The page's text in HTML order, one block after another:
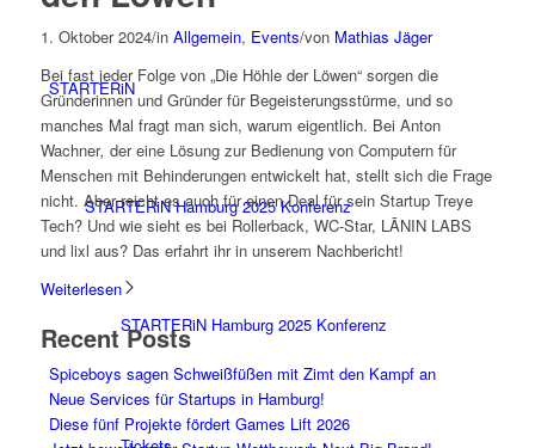
STARTERiN
STARTERiN Hamburg 2025 Konferenz
STARTERiN Hamburg 2025 Konferenz
1. Oktober 2024/in Allgemein, Events/von Mathias Jäger
Bei fast jeder Folge von „Die Höhle der Löwen“ sorgen die
Gründerinnen und Gründer für Begeisterungsstürme, und so
manches Mal fragt man sich, warum eigentlich. Bei Anton
Wachner, der eine Lösung zur Bedienung von Computern für
Menschen mit Behinderungen entwickelt hat, stellt sich die Frage
nicht. Aber reicht es auch für einen Deal für sein Startup Treye
Tech? Und wie sieht es bei Rollerback, WC-Star, LĀNIN LABS
und lixl aus? Das erfahrt ihr in unserem Nachbericht!
Weiterlesen
Recent Posts
Spiceboys sagen Schweißfüßen mit Zimt den Kampf an
Neue Services für Startups in Hamburg!
Diese fünf Projekte fördert Games Lift 2026